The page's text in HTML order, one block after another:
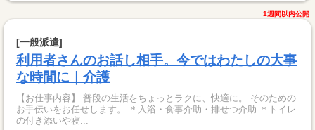
1週間以内公開
[一般派遣]
利用者さんのお話し相手。今ではわたしの大事
な時間に｜介護
【お仕事内容】 普段の生活をちょっとラクに、快適に。 そのための
お手伝いをお任せします。 ＊入浴・食事介助・排せつ介助 ＊トイレ
の付き添いや寝...